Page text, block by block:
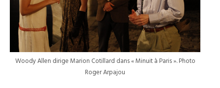
Woody Allen dirige Marion Cotillard dans « Minuit à Paris ». Photo
Roger Arpajou